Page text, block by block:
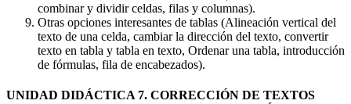
combinar y dividir celdas, filas y columnas).
Otras opciones interesantes de tablas (Alineación vertical del
texto de una celda, cambiar la dirección del texto, convertir
texto en tabla y tabla en texto, Ordenar una tabla, introducción
de fórmulas, fila de encabezados).
UNIDAD DIDÁCTICA 7. CORRECCIÓN DE TEXTOS